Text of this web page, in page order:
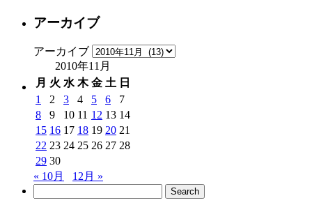
アーカイブ
アーカイブ
2010年11月
月 火 水 木 金 土 日
1
2 3 4 5 6
7
8
9 10 11 12 13 14
15 16 17 18 19 20 21
22 23 24 25 26 27 28
29 30
« 10月
12月 »